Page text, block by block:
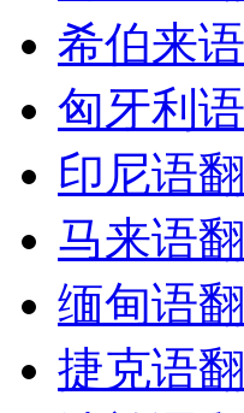
希伯来
匈牙利
印尼语
马来语
缅甸语
捷克语